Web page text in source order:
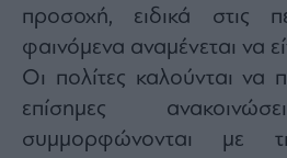
προσοχή, ειδικά στις
φαινόμενα αναμένεται να
Οι πολίτες καλούνται να
επίσημες
συμμορφώνονται με